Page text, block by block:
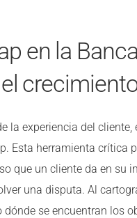
en la
la experiencia del cliente,
Esta herramienta crítica
que un cliente da en su
una disputa. Al
se encuentran los